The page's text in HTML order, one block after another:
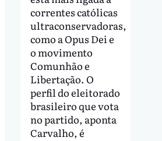
correntes católicas
ultraconservadoras,
como a Opus Dei e
o movimento
Comunhão e
Libertação. O
perfil do eleitorado
brasileiro que vota
no partido, aponta
Carvalho, é